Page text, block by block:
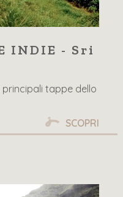
INDIE - Sri
principali tappe dello
SCOPRI